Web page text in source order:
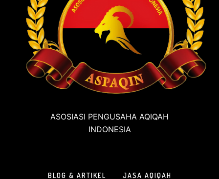
ASOSIASI PENGUSAHA AQIQAH
INDONESIA
BLOG & ARTIKEL JASA AQIQAH